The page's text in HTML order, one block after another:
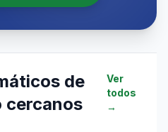
de
cercanos
Ver
todos
→